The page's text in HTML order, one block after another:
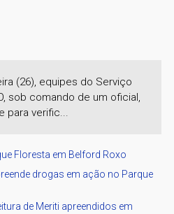
(26), equipes do Serviço
sob comando de um oficial,
para verific...
Floresta em Belford Roxo
drogas em ação no Parque
de Meriti apreendidos em